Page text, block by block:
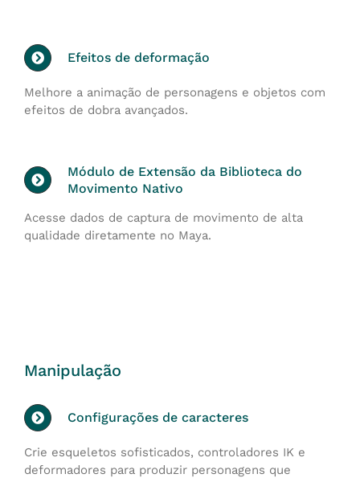
Efeitos de deformação
Melhore a animação de personagens e objetos com
efeitos de dobra avançados.
Módulo de Extensão da Biblioteca do
Movimento Nativo
Acesse dados de captura de movimento de alta
qualidade diretamente no Maya.
Manipulação
Configurações de caracteres
Crie esqueletos sofisticados, controladores IK e
deformadores para produzir personagens que